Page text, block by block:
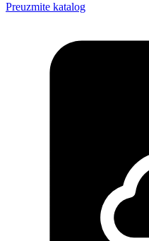
Preuzmite katalog